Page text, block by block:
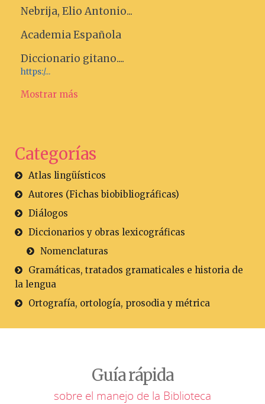
Nebrija, Elio Antonio...
Academia Española
Diccionario gitano....
https:/...
Mostrar más
Categorías
Atlas lingüísticos
Autores (Fichas biobibliográficas)
Diálogos
Diccionarios y obras lexicográficas
Nomenclaturas
Gramáticas, tratados gramaticales e historia de
la lengua
Ortografía, ortología, prosodia y métrica
Guía rápida
sobre el manejo de la Biblioteca